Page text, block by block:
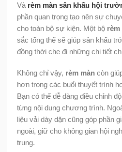
Và rèm màn sân khấu hội
phần quan trọng tạo nên sự
cho toàn bộ sự kiện. Một bộ rèm
sắc tổng thể sẽ giúp sân khấu
đồng thời che đi những chi tiết
Không chỉ vậy, rèm màn còn
hơn trong các buổi thuyết trình
Bạn có thể dễ dàng điều chỉnh
từng nội dung chương trình.
liệu vải dày dặn cũng góp phần
ngoài, giữ cho không gian hội
trung.